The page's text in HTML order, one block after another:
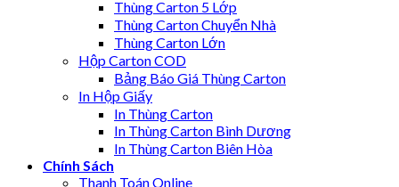
Thùng Carton 5 Lớp
Thùng Carton Chuyển Nhà
Thùng Carton Lớn
Hộp Carton COD
Bảng Báo Giá Thùng Carton
In Hộp Giấy
In Thùng Carton
In Thùng Carton Bình Dương
In Thùng Carton Biên Hòa
Chính Sách
Thanh Toán Online